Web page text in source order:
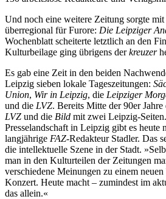
Und noch eine weitere Zeitung sorgte
überregional für Furore: Die Leipziger
Wochenblatt scheiterte letztlich an den
Kulturbeilage ging übrigens derkreuzer
Es gab eine Zeit in den beiden
Leipzig sieben lokale Tageszeitungen:
Union, Wir in Leipzig, die Leipziger
und die LVZ. Bereits Mitte der 90er
LVZ und die Bild mit zwei Leipzig-
Presselandschaft in Leipzig gibt es heute
langjährige FAZ-Redakteur Stadler. Das
die intellektuelle Szene in der Stadt.
man in den Kulturteilen der Zeitungen
verschiedene Meinungen zu einem
Konzert. Heute macht – zumindest im
das allein.«